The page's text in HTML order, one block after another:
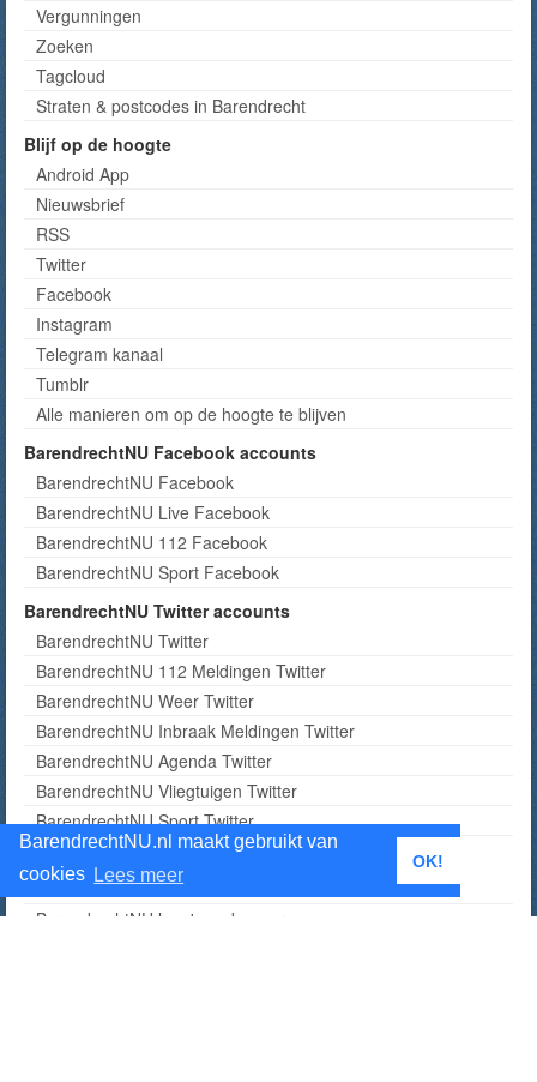
BarendrechtNU.nl maakt gebruikt van
cookies Lees meer
OK!
Vergunningen
Zoeken
Tagcloud
Straten & postcodes in Barendrecht
Blijf op de hoogte
Android App
Nieuwsbrief
RSS
Twitter
Facebook
Instagram
Telegram kanaal
Tumblr
Alle manieren om op de hoogte te blijven
BarendrechtNU Facebook accounts
BarendrechtNU Facebook
BarendrechtNU Live Facebook
BarendrechtNU 112 Facebook
BarendrechtNU Sport Facebook
BarendrechtNU Twitter accounts
BarendrechtNU Twitter
BarendrechtNU 112 Meldingen Twitter
BarendrechtNU Weer Twitter
BarendrechtNU Inbraak Meldingen Twitter
BarendrechtNU Agenda Twitter
BarendrechtNU Vliegtuigen Twitter
BarendrechtNU Sport Twitter
© BarendrechtNU - Alle rechten voorbehouden
BarendrechtNU logo's en banners